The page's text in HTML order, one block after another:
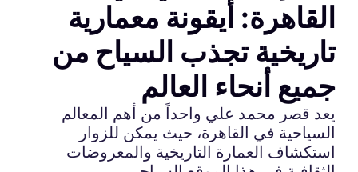
القاهرة: أيقونة معمارية
تاريخية تجذب السياح من
جميع أنحاء العالم
يعد قصر محمد علي واحداً من أهم المعالم
السياحية في القاهرة، حيث يمكن للزوار
استكشاف العمارة التاريخية والمعروضات